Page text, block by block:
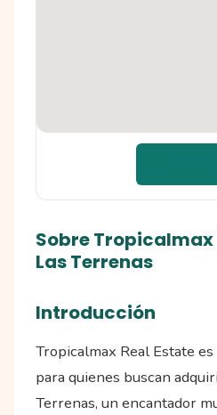
Sobre Tropicalmax
Las Terrenas
Introducción
Tropicalmax Real Estate
para quienes buscan
Terrenas, un encantador